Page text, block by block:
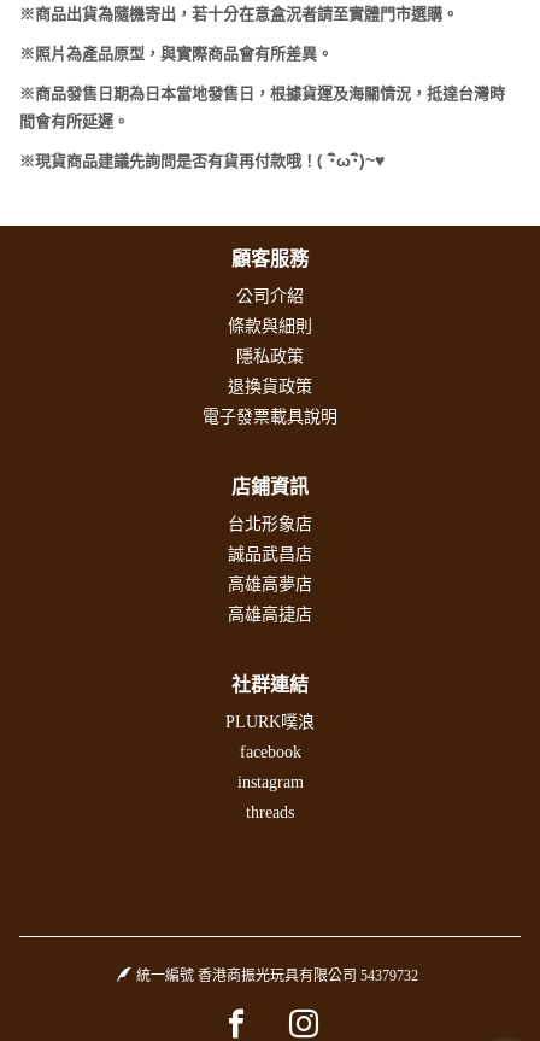
※商品出貨為隨機寄出，若十分在意盒況者請至實體門市選購。
※照片為產品原型，與實際商品會有所差異。
※商品發售日期為日本當地發售日，根據貨運及海關情況，抵達台灣時
間會有所延遲。
※現貨商品建議先詢問是否有貨再付款哦！ (･ω･)~♥
顧客服務
公司介紹
條款與細則
隱私政策
退換貨政策
電子發票載具說明
店鋪資訊
台北形象店
誠品武昌店
高雄高夢店
高雄高捷店
社群連結
PLURK噗浪
facebook
instagram
threads
統一編號 香港商振光玩具有限公司 54379732
Facebook pageInstagram page